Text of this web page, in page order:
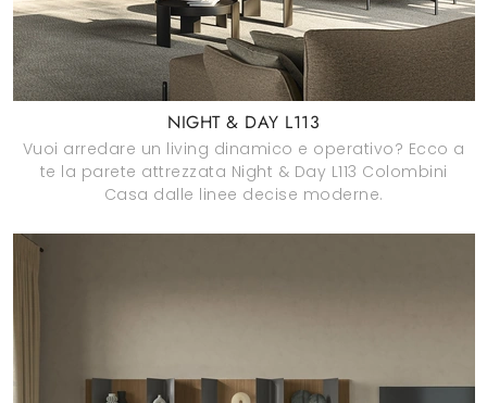
NIGHT & DAY L113
Vuoi arredare un living dinamico e operativo? Ecco a
te la parete attrezzata Night & Day L113 Colombini
Casa dalle linee decise moderne.